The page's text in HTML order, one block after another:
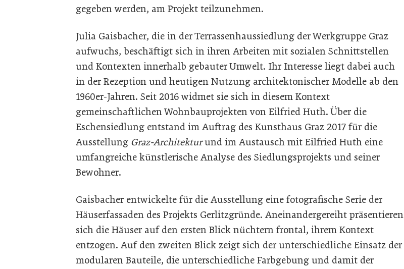
gegeben werden, am Projekt teilzunehmen.
Julia Gaisbacher, die in der Terrassenhaussiedlung der Werkgruppe Graz
aufwuchs, beschäftigt sich in ihren Arbeiten mit sozialen Schnittstellen
und Kontexten innerhalb gebauter Umwelt. Ihr Interesse liegt dabei auch
in der Rezeption und heutigen Nutzung architektonischer Modelle ab den
1960er-Jahren. Seit 2016 widmet sie sich in diesem Kontext
gemeinschaftlichen Wohnbauprojekten von Eilfried Huth. Über die
Eschensiedlung entstand im Auftrag des Kunsthaus Graz 2017 für die
Ausstellung Graz-Architekturund im Austausch mit Eilfried Huth eine
umfangreiche künstlerische Analyse des Siedlungsprojekts und seiner
Bewohner.
Gaisbacher entwickelte für die Ausstellung eine fotografische Serie der
Häuserfassaden des Projekts Gerlitzgründe. Aneinandergereiht präsentieren
sich die Häuser auf den ersten Blick nüchtern frontal, ihrem Kontext
entzogen. Auf den zweiten Blick zeigt sich der unterschiedliche Einsatz der
modularen Bauteile, die unterschiedliche Farbgebung und damit der